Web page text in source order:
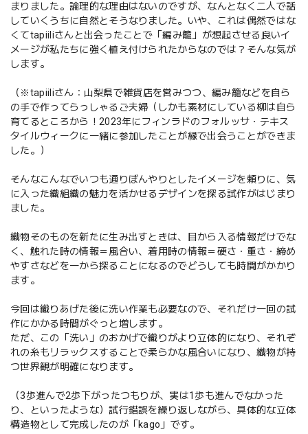
まりました。論理的な理由はないのですが、なんとなく二人で話
していくうちに自然とそうなりました。いや、これは偶然ではな
くてtapiiliさんと出会ったことで「編み籠」が想起させる良いイ
メージが私たちに強く植え付けられたからなのでは？そんな気が
します。
（※tapiiliさん：山梨県で雑貨店を営みつつ、編み籠などを自ら
の手で作ってらっしゃるご夫婦（しかも素材にしている柳は自ら
育てるところから！2023年にフィンラドのフォルッサ・テキス
タイルウィークに一緒に参加したことが縁で出会うことができま
した。）
そんなこんなでいつも通りぼんやりとしたイメージを頼りに、気
に入った織組織の魅力を活かせるデザインを探る試作がはじまり
ました。
織物そのものを新たに生み出すときは、目から入る情報だけでな
く、触れた時の情報＝風合い、着用時の情報＝硬さ・重さ・締め
やすさなどを一から探ることになるのでどうしても時間がかかり
ます。
今回は織りあげた後に洗い作業も必要なので、それだけ一回の試
作にかかる時間がぐっと増します。
ただ、この「洗い」のおかげで織りがより立体的になり、それぞ
れの糸もリラックスすることで柔らかな風合いになり、織物が持
つ世界観が明確になります。
（3歩進んで2歩下がったつもりが、実は1歩も進んでなかった
り、といったような）試行錯誤を繰り返しながら、具体的な立体
構造物として完成したのが「kago」です。